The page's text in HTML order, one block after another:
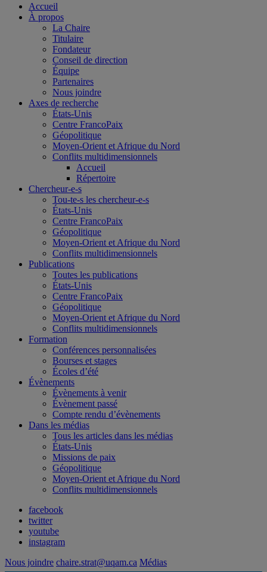
Accueil
À propos
La Chaire
Titulaire
Fondateur
Conseil de direction
Équipe
Partenaires
Nous joindre
Axes de recherche
États-Unis
Centre FrancoPaix
Géopolitique
Moyen-Orient et Afrique du Nord
Conflits multidimensionnels
Accueil
Répertoire
Chercheur-e-s
Tou-te-s les chercheur-e-s
États-Unis
Centre FrancoPaix
Géopolitique
Moyen-Orient et Afrique du Nord
Conflits multidimensionnels
Publications
Toutes les publications
États-Unis
Centre FrancoPaix
Géopolitique
Moyen-Orient et Afrique du Nord
Conflits multidimensionnels
Formation
Conférences personnalisées
Bourses et stages
Écoles d’été
Évènements
Évènements à venir
Évènement passé
Compte rendu d’évènements
Dans les médias
Tous les articles dans les médias
États-Unis
Missions de paix
Géopolitique
Moyen-Orient et Afrique du Nord
Conflits multidimensionnels
facebook
twitter
youtube
instagram
Nous joindre chaire.strat@uqam.ca Médias